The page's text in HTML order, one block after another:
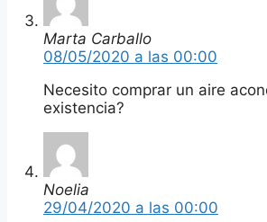
Marta Carballo
08/05/2020 a las 00:00
Necesito comprar un aire
existencia?
Noelia
29/04/2020 a las 00:00